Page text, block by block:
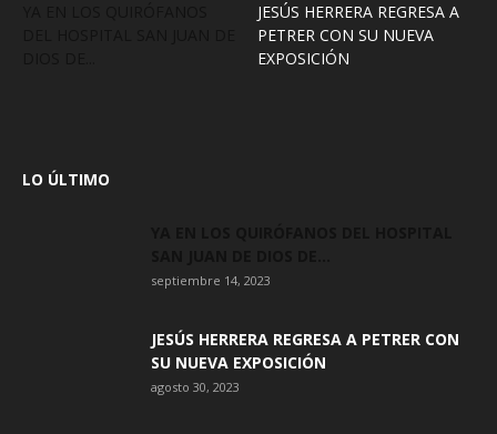
JESÚS HERRERA REGRESA A
PETRER CON SU NUEVA
EXPOSICIÓN
LO ÚLTIMO
septiembre 14, 2023
JESÚS HERRERA REGRESA A PETRER CON
SU NUEVA EXPOSICIÓN
agosto 30, 2023